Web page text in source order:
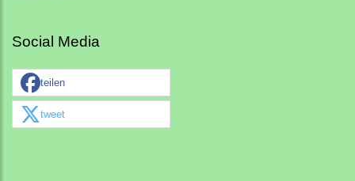
Social Media
teilen
tweet